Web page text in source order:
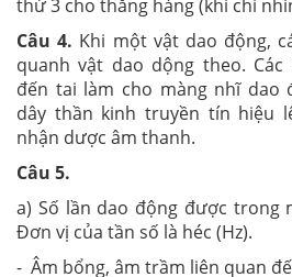
thứ 3 cho thẳng hàng (khi chi
Câu 4. Khi một vật dao động,
quanh vật dao dộng theo.
đến tai làm cho màng nhĩ dao
dây thần kinh truyền tín hiệu
nhận dược âm thanh.
Câu 5.
a) Số lần dao động được trong
Đơn vị của tần số là héc (Hz).
- Âm bổng, âm trầm liên quan